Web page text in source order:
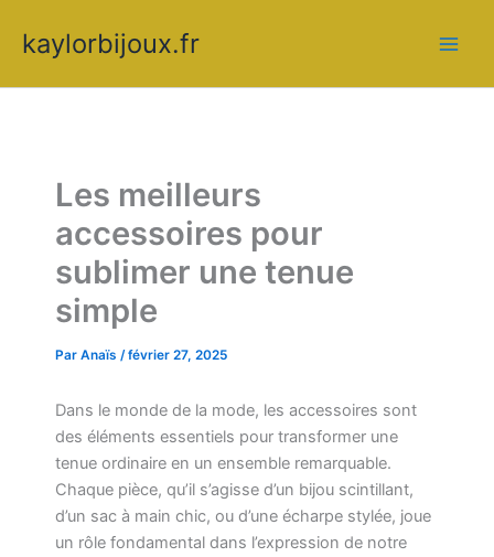
contenu
kaylorbijoux.fr
Les meilleurs
accessoires pour
sublimer une tenue
simple
Par Anaïs /février 27, 2025
Dans le monde de la mode, les accessoires sont
des éléments essentiels pour transformer une
tenue ordinaire en un ensemble remarquable.
Chaque pièce, qu’il s’agisse d’un bijou scintillant,
d’un sac à main chic, ou d’une écharpe stylée, joue
un rôle fondamental dans l’expression de notre